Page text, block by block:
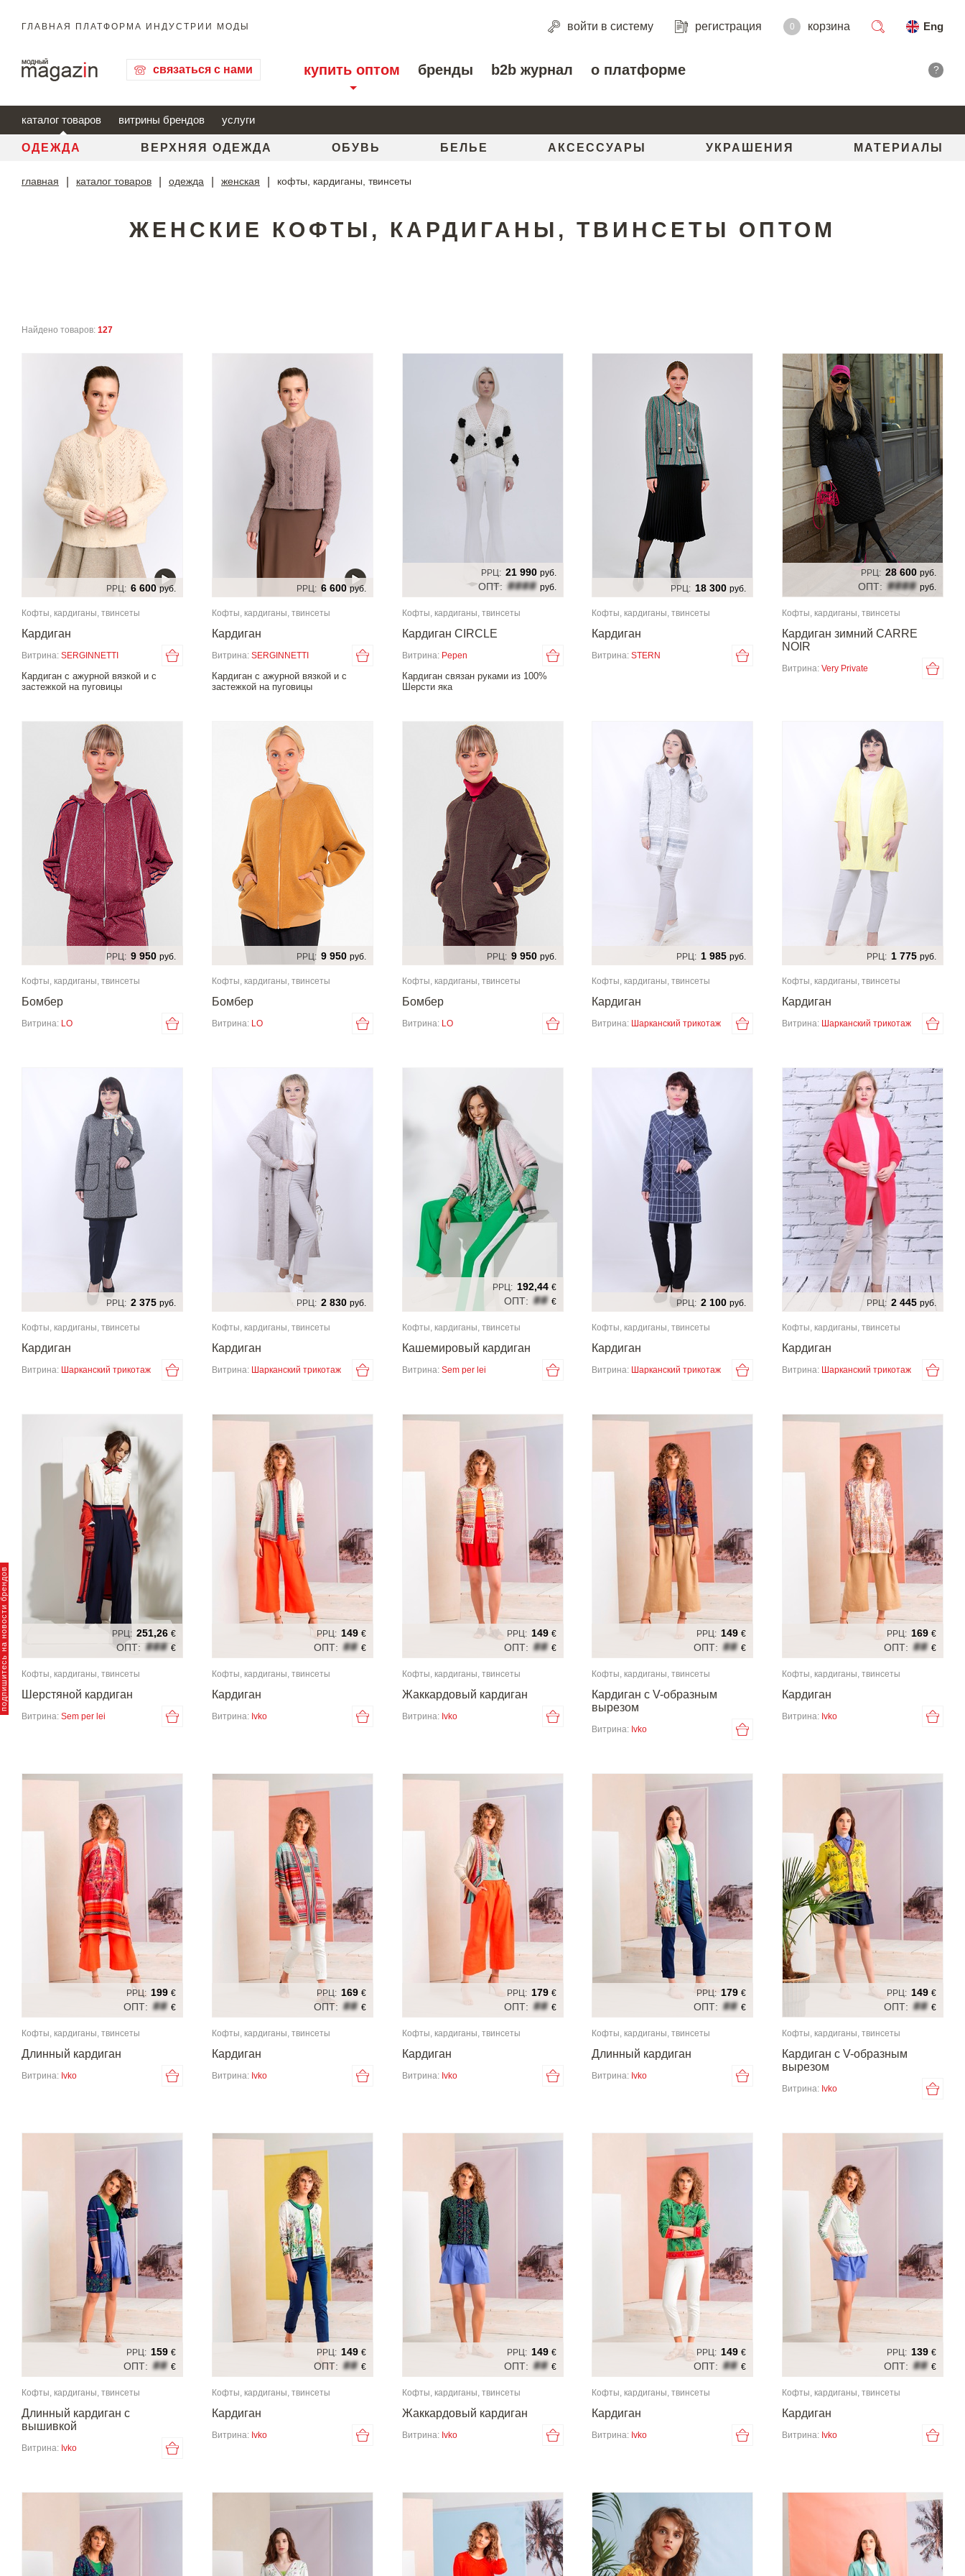
брендов
ГЛАВНАЯ ПЛАТФОРМА ИНДУСТРИИ МОДЫ войти в систему регистрация 0 корзина
Eng
связаться с нами купить оптом бренды b2b журнал о платформе ?
каталог товаров витрины брендов услуги
ОДЕЖДА ВЕРХНЯЯ ОДЕЖДА ОБУВЬ БЕЛЬЕ АКСЕССУАРЫ УКРАШЕНИЯ МАТЕРИАЛЫ
главная каталог товаров одежда женская кофты, кардиганы, твинсеты
ЖЕНСКИЕ КОФТЫ, КАРДИГАНЫ, ТВИНСЕТЫ ОПТОМ
Найдено товаров: 127
РРЦ: 6 600 руб.
Кофты, кардиганы, твинсеты
Кардиган
Витрина: SERGINNETTI
Кардиган с ажурной вязкой и с
застежкой на пуговицы
РРЦ: 6 600 руб.
Кофты, кардиганы, твинсеты
Кардиган
Витрина: SERGINNETTI
Кардиган с ажурной вязкой и с
застежкой на пуговицы
РРЦ: 21 990 руб.
ОПТ: #### руб.
Кофты, кардиганы, твинсеты
Кардиган CIRCLE
Витрина: Pepen
Кардиган связан руками из 100%
Шерсти яка
РРЦ: 18 300 руб.
Кофты, кардиганы, твинсеты
Кардиган
Витрина: STERN
РРЦ: 28 600 руб.
ОПТ: #### руб.
Кофты, кардиганы, твинсеты
Кардиган зимний CARRE
NOIR
Витрина: Very Private
РРЦ: 9 950 руб.
Кофты, кардиганы, твинсеты
Бомбер
Витрина: LO
РРЦ: 9 950 руб.
Кофты, кардиганы, твинсеты
Бомбер
Витрина: LO
РРЦ: 9 950 руб.
Кофты, кардиганы, твинсеты
Бомбер
Витрина: LO
РРЦ: 1 985 руб.
Кофты, кардиганы, твинсеты
Кардиган
Витрина: Шарканский трикотаж
РРЦ: 1 775 руб.
Кофты, кардиганы, твинсеты
Кардиган
Витрина: Шарканский трикотаж
РРЦ: 2 375 руб.
Кофты, кардиганы, твинсеты
Кардиган
Витрина: Шарканский трикотаж
РРЦ: 2 830 руб.
Кофты, кардиганы, твинсеты
Кардиган
Витрина: Шарканский трикотаж
РРЦ: 192,44 €
ОПТ: ## €
Кофты, кардиганы, твинсеты
Кашемировый кардиган
Витрина: Sem per lei
РРЦ: 2 100 руб.
Кофты, кардиганы, твинсеты
Кардиган
Витрина: Шарканский трикотаж
РРЦ: 2 445 руб.
Кофты, кардиганы, твинсеты
Кардиган
Витрина: Шарканский трикотаж
РРЦ: 251,26 €
ОПТ: ### €
Кофты, кардиганы, твинсеты
Шерстяной кардиган
Витрина: Sem per lei
РРЦ: 149 €
ОПТ: ## €
Кофты, кардиганы, твинсеты
Кардиган
Витрина: Ivko
РРЦ: 149 €
ОПТ: ## €
Кофты, кардиганы, твинсеты
Жаккардовый кардиган
Витрина: Ivko
РРЦ: 149 €
ОПТ: ## €
Кофты, кардиганы, твинсеты
Кардиган с V-образным
вырезом
Витрина: Ivko
РРЦ: 169 €
ОПТ: ## €
Кофты, кардиганы, твинсеты
Кардиган
Витрина: Ivko
РРЦ: 199 €
ОПТ: ## €
Кофты, кардиганы, твинсеты
Длинный кардиган
Витрина: Ivko
РРЦ: 169 €
ОПТ: ## €
Кофты, кардиганы, твинсеты
Кардиган
Витрина: Ivko
РРЦ: 179 €
ОПТ: ## €
Кофты, кардиганы, твинсеты
Кардиган
Витрина: Ivko
РРЦ: 179 €
ОПТ: ## €
Кофты, кардиганы, твинсеты
Длинный кардиган
Витрина: Ivko
РРЦ: 149 €
ОПТ: ## €
Кофты, кардиганы, твинсеты
Кардиган с V-образным
вырезом
Витрина: Ivko
РРЦ: 159 €
ОПТ: ## €
Кофты, кардиганы, твинсеты
Длинный кардиган с
вышивкой
Витрина: Ivko
РРЦ: 149 €
ОПТ: ## €
Кофты, кардиганы, твинсеты
Кардиган
Витрина: Ivko
РРЦ: 149 €
ОПТ: ## €
Кофты, кардиганы, твинсеты
Жаккардовый кардиган
Витрина: Ivko
РРЦ: 149 €
ОПТ: ## €
Кофты, кардиганы, твинсеты
Кардиган
Витрина: Ivko
РРЦ: 139 €
ОПТ: ## €
Кофты, кардиганы, твинсеты
Кардиган
Витрина: Ivko